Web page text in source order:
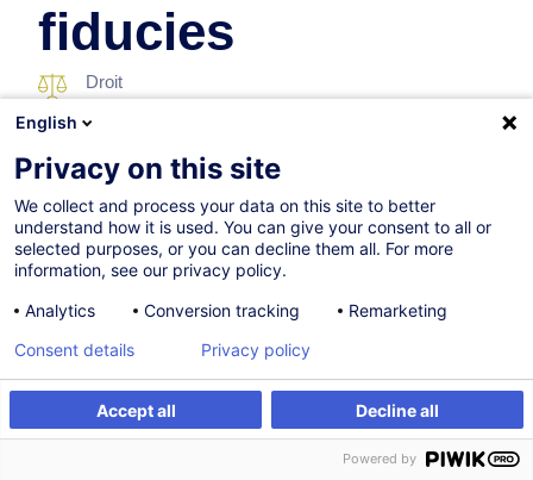
S'inscrire Formation sur mesure
fiducies
Droit
20.10.2026
Formation présentielle
Cours du jour
French / Français
English
Privacy on this site
We collect and process your data on this site to better
understand how it is used. You can give your consent to all or
selected purposes, or you can decline them all. For more
information, see our privacy policy.
Analytics
Conversion tracking Remarketing
Accept all Decline all
Consent details Privacy policy
Powered by